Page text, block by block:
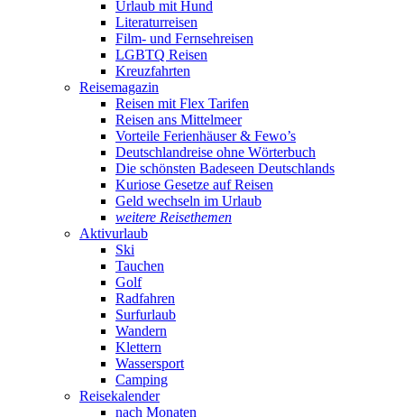
Urlaub mit Hund
Literaturreisen
Film- und Fernsehreisen
LGBTQ Reisen
Kreuzfahrten
Reisemagazin
Reisen mit Flex Tarifen
Reisen ans Mittelmeer
Vorteile Ferienhäuser & Fewo’s
Deutschlandreise ohne Wörterbuch
Die schönsten Badeseen Deutschlands
Kuriose Gesetze auf Reisen
Geld wechseln im Urlaub
weitere Reisethemen
Aktivurlaub
Ski
Tauchen
Golf
Radfahren
Surfurlaub
Wandern
Klettern
Wassersport
Camping
Reisekalender
nach Monaten